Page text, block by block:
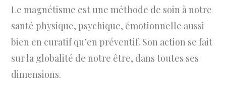
Le magnétisme est une méthode de soin à notre
santé physique, psychique, émotionnelle aussi
bien en curatif qu’en préventif. Son action se fait
sur la globalité de notre être, dans toutes ses
dimensions.